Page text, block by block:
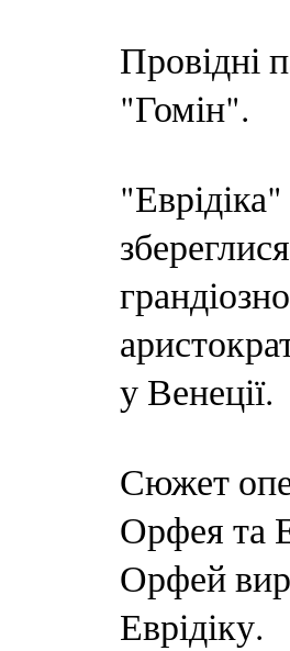
Провідні
"Гомін".
у Венеції.
Сюжет
Орфея та
Орфей
Еврідіку.